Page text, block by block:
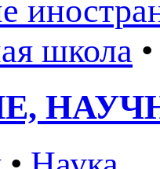
школа •